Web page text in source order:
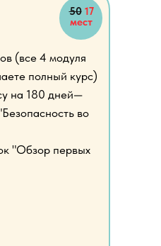
(все 4 модуля
полный курс)
на 180 дней—
во
"Обзор первых
50 17
мест